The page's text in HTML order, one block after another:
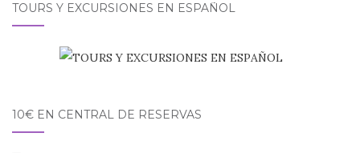
TOURS Y EXCURSIONES EN ESPAÑOL
10€ EN CENTRAL DE RESERVAS